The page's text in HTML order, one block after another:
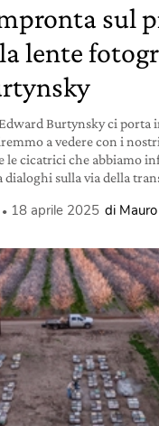
sul
lente
Burtynsky ci porta
a vedere con i
le cicatrici che abbiamo
dialoghi sulla via della
18 aprile 2025 di